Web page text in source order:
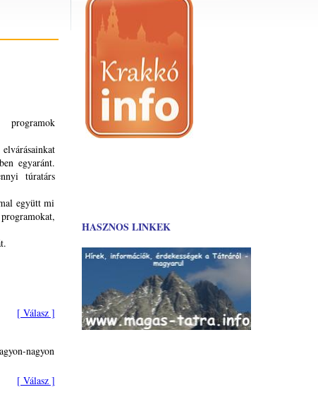
egyaránt.
túratárs
együtt mi
[ Válasz ]
nagyon
[ Válasz ]
HASZNOS LINKEK